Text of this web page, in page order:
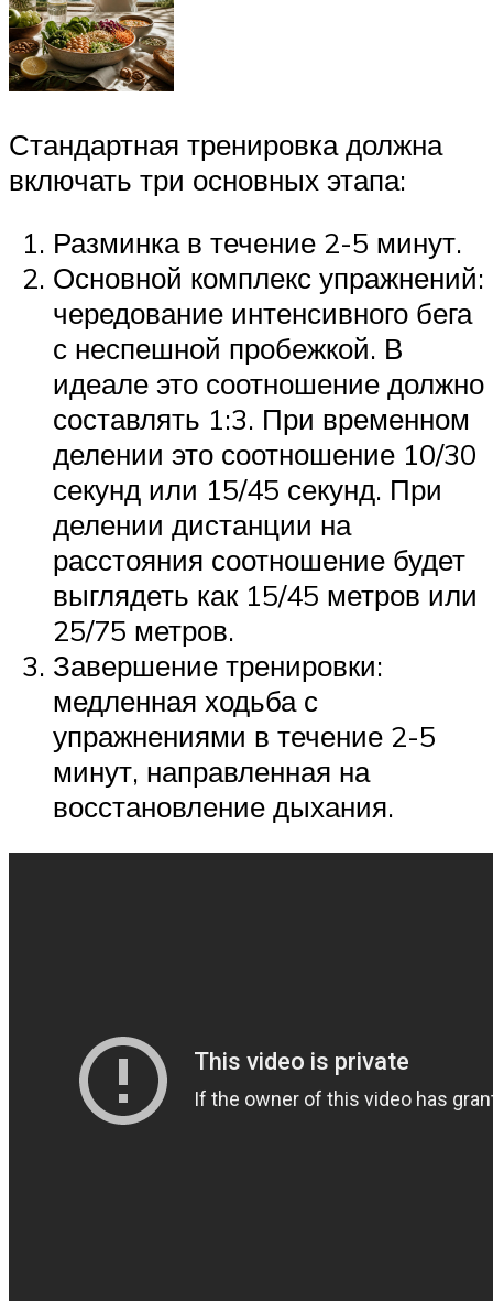
Стандартная тренировка должна
включать три основных этапа:
Разминка в течение 2-5 минут.
Основной комплекс упражнений:
чередование интенсивного бега
с неспешной пробежкой. В
идеале это соотношение должно
составлять 1:3. При временном
делении это соотношение 10/30
секунд или 15/45 секунд. При
делении дистанции на
расстояния соотношение будет
выглядеть как 15/45 метров или
25/75 метров.
Завершение тренировки:
медленная ходьба с
упражнениями в течение 2-5
минут, направленная на
восстановление дыхания.